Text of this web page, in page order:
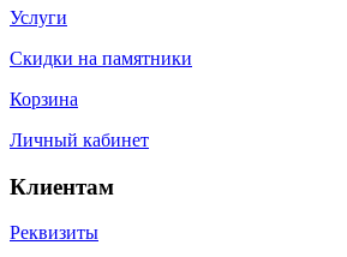
Услуги
Скидки на памятники
Корзина
Личный кабинет
Клиентам
Реквизиты